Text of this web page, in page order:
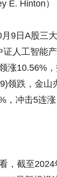
E. Hinton
9日A股三
证人工智能
涨10.56%
领跌，金山
，冲击5连
，截至